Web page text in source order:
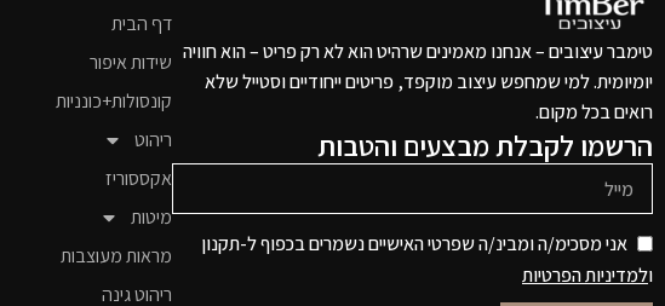
טימבר עיצובים – אנחנו מאמינים שרהיט הוא לא רק פריט – הוא חוויה
יומיומית. למי שמחפש עיצוב מוקפד, פריטים ייחודיים וסטייל שלא
רואים בכל מקום.
הרשמו לקבלת מבצעים והטבות
אני מסכימ/ה ומבינ/ה שפרטי האישיים נשמרים בכפוף ל-תקנון
ולמדיניות הפרטיות
דף הבית
שידות איפור
קונסולות+כונניות
ריהוט
אקססוריז
מיטות
מראות מעוצבות
ריהוט גינה